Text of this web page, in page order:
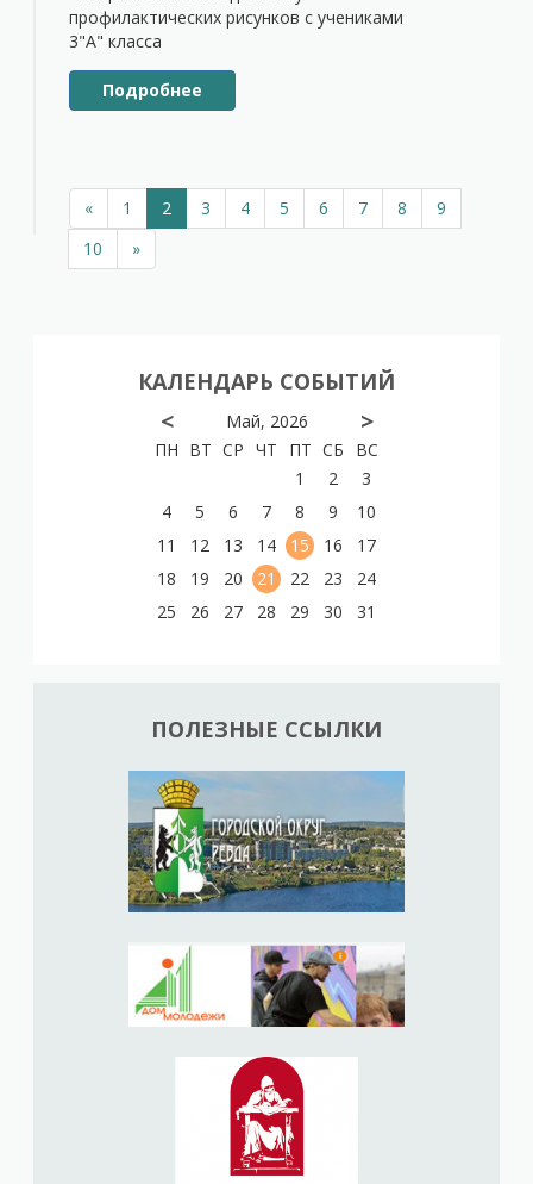
профилактических рисунков с учениками
3"А" класса
Подробнее
« 1 2 3 4 5 6 7 8
9
10
»
КАЛЕНДАРЬ СОБЫТИЙ
< Май, 2026 >
ПН ВТ СР ЧТ ПТ СБ
ВС
1
2
3
4
5 6 7 8 9
10
11
12 13 14 15 16
17
18
19 20 21 22 23
24
25
26 27 28 29 30 31
ПОЛЕЗНЫЕ ССЫЛКИ